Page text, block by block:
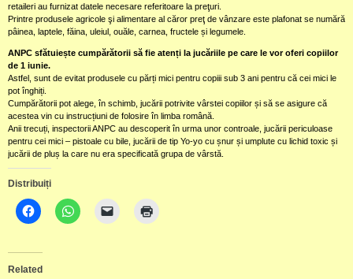
retaileri au furnizat datele necesare referitoare la preţuri.
Printre produsele agricole şi alimentare al căror preţ de vânzare este plafonat se numără
pâinea, laptele, făina, uleiul, ouăle, carnea, fructele și legumele.
ANPC sfătuiește cumpărătorii să fie atenți la jucăriile pe care le vor oferi copiilor
de 1 iunie.
Astfel, sunt de evitat produsele cu părți mici pentru copiii sub 3 ani pentru că cei mici le
pot înghiți.
Cumpărătorii pot alege, în schimb, jucării potrivite vârstei copiilor și să se asigure că
acestea vin cu instrucțiuni de folosire în limba română.
Anii trecuți, inspectorii ANPC au descoperit în urma unor controale, jucării periculoase
pentru cei mici – pistoale cu bile, jucării de tip Yo-yo cu șnur și umplute cu lichid toxic și
jucării de pluș la care nu era specificată grupa de vârstă.
Distribuiți
Related